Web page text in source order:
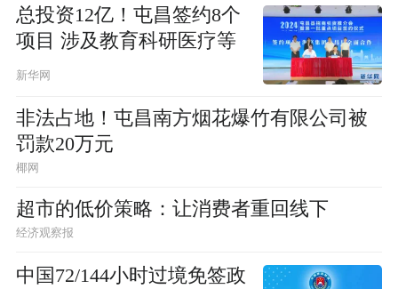
总投资12亿！屯昌签约8个
项目 涉及教育科研医疗等
新华网
非法占地！屯昌南方烟花爆竹有限公司被
罚款20万元
椰网
超市的低价策略：让消费者重回线下
经济观察报
中国72/144小时过境免签政